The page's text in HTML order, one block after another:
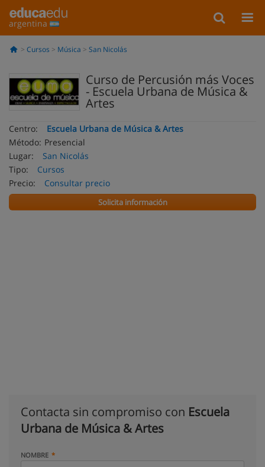
argentina
Cursos Música San Nicolás
Curso de Percusión más Voces
- Escuela Urbana de Música &
Artes
Centro:
Escuela Urbana de Música & Artes
Método: Presencial
Lugar:
San Nicolás
Tipo:
Cursos
Precio:
Consultar precio
Solicita información
Contacta sin compromiso con Escuela
Urbana de Música & Artes
NOMBRE